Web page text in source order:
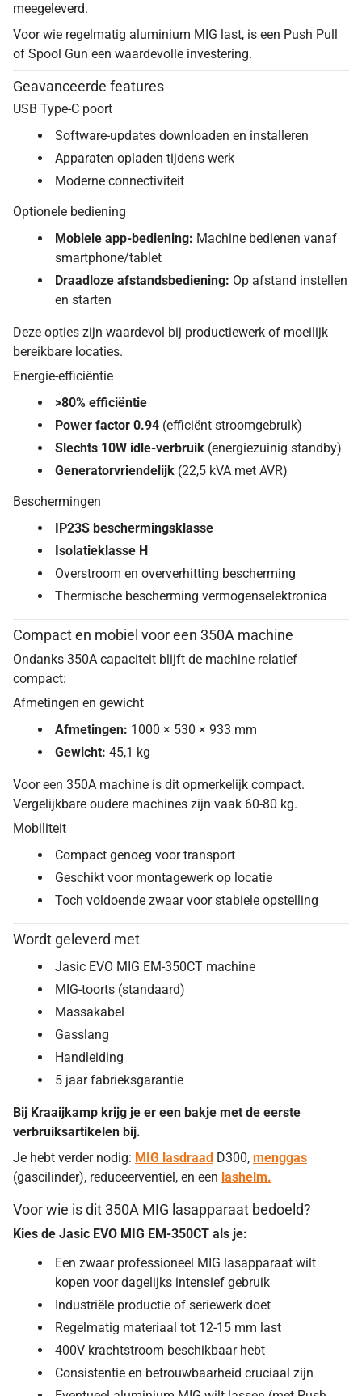
meegeleverd.
Voor wie regelmatig aluminium MIG last, is een Push Pull
of Spool Gun een waardevolle investering.
Geavanceerde features
USB Type-C poort
Software-updates downloaden en installeren
Apparaten opladen tijdens werk
Moderne connectiviteit
Optionele bediening
Mobiele app-bediening: Machine bedienen vanaf
smartphone/tablet
Draadloze afstandsbediening: Op afstand instellen
en starten
Deze opties zijn waardevol bij productiewerk of moeilijk
bereikbare locaties.
Energie-efficiëntie
>80% efficiëntie
Power factor 0.94 (efficiënt stroomgebruik)
Slechts 10W idle-verbruik (energiezuinig standby)
Generatorvriendelijk (22,5 kVA met AVR)
Beschermingen
IP23S beschermingsklasse
Isolatieklasse H
Overstroom en oververhitting bescherming
Thermische bescherming vermogenselektronica
Compact en mobiel voor een 350A machine
Ondanks 350A capaciteit blijft de machine relatief
compact:
Afmetingen en gewicht
Afmetingen: 1000 × 530 × 933 mm
Gewicht: 45,1 kg
Voor een 350A machine is dit opmerkelijk compact.
Vergelijkbare oudere machines zijn vaak 60-80 kg.
Mobiliteit
Compact genoeg voor transport
Geschikt voor montagewerk op locatie
Toch voldoende zwaar voor stabiele opstelling
Wordt geleverd met
Jasic EVO MIG EM-350CT machine
MIG-toorts (standaard)
Massakabel
Gasslang
Handleiding
5 jaar fabrieksgarantie
Bij Kraaijkamp krijg je er een bakje met de eerste
verbruiksartikelen bij.
Je hebt verder nodig: MIG lasdraad D300, menggas
(gascilinder), reduceerventiel, en een lashelm.
Voor wie is dit 350A MIG lasapparaat bedoeld?
Kies de Jasic EVO MIG EM-350CT als je:
Een zwaar professioneel MIG lasapparaat wilt
kopen voor dagelijks intensief gebruik
Industriële productie of seriewerk doet
Regelmatig materiaal tot 12-15 mm last
400V krachtstroom beschikbaar hebt
Consistentie en betrouwbaarheid cruciaal zijn